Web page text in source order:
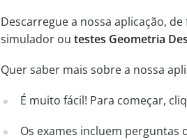
Descarregue a nossa aplicação,
simulador ou testes Geometria
Quer saber mais sobre a nossa
É muito fácil! Para começar,
Os exames incluem